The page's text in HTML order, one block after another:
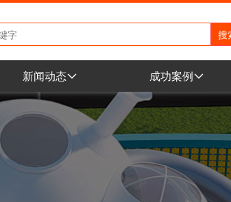
新闻动态 成功案例
公司新闻
行业动态
展会资讯
学校幼教案例
地产小区案例
市政公园案例
商场乐园案例